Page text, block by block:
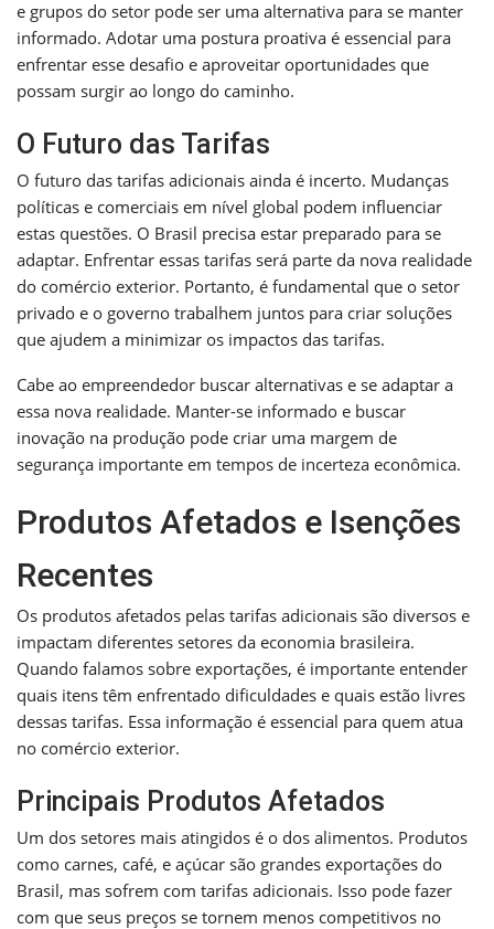
e grupos do setor pode ser uma alternativa para se manter
informado. Adotar uma postura proativa é essencial para
enfrentar esse desafio e aproveitar oportunidades que
possam surgir ao longo do caminho.
O Futuro das Tarifas
O futuro das tarifas adicionais ainda é incerto. Mudanças
políticas e comerciais em nível global podem influenciar
estas questões. O Brasil precisa estar preparado para se
adaptar. Enfrentar essas tarifas será parte da nova realidade
do comércio exterior. Portanto, é fundamental que o setor
privado e o governo trabalhem juntos para criar soluções
que ajudem a minimizar os impactos das tarifas.
Cabe ao empreendedor buscar alternativas e se adaptar a
essa nova realidade. Manter-se informado e buscar
inovação na produção pode criar uma margem de
segurança importante em tempos de incerteza econômica.
Produtos Afetados e Isenções
Recentes
Os produtos afetados pelas tarifas adicionais são diversos e
impactam diferentes setores da economia brasileira.
Quando falamos sobre exportações, é importante entender
quais itens têm enfrentado dificuldades e quais estão livres
dessas tarifas. Essa informação é essencial para quem atua
no comércio exterior.
Principais Produtos Afetados
Um dos setores mais atingidos é o dos alimentos. Produtos
como carnes, café, e açúcar são grandes exportações do
Brasil, mas sofrem com tarifas adicionais. Isso pode fazer
com que seus preços se tornem menos competitivos no